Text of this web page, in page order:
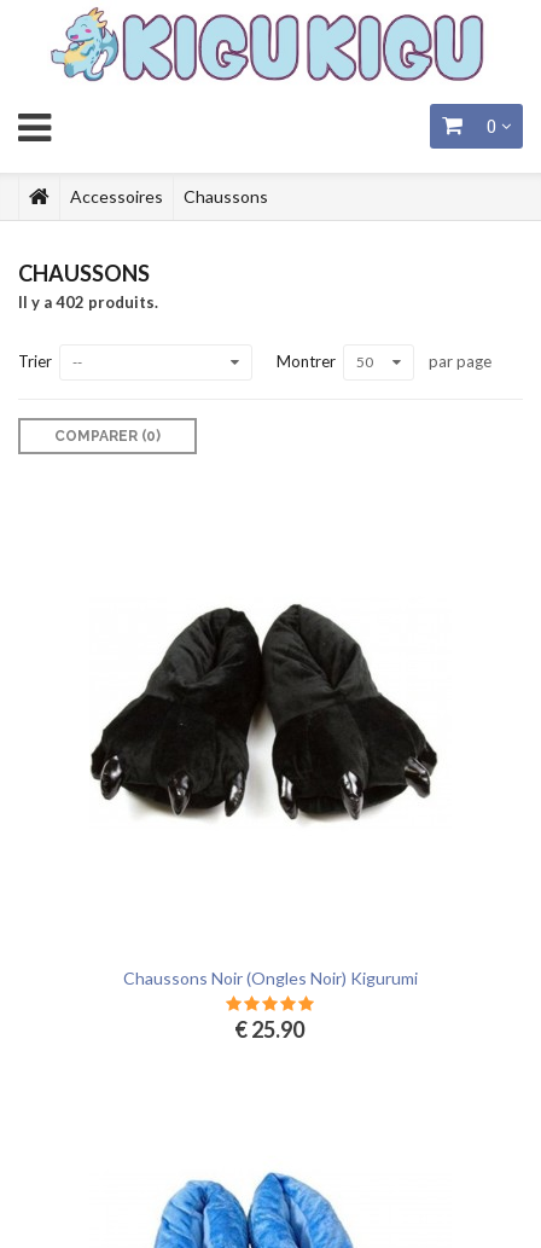
0
Accessoires Chaussons
CHAUSSONS
Il y a 402 produits.
Trier -- Montrer 50 par page
COMPARER (0)‎
Chaussons Noir (Ongles Noir) Kigurumi
€ 25.90